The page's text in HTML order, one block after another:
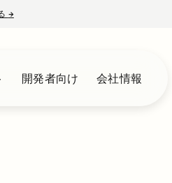
→新しいタブで開く
開発者向け 会社情報